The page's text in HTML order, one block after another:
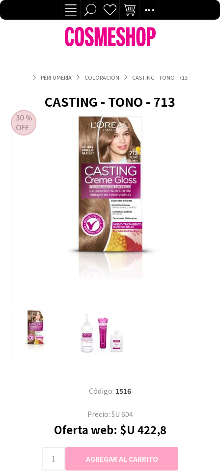
PERFUMERÍA COLORACIÓN CASTING - TONO - 713
CASTING - TONO - 713
Código: 1516
Precio: $U 604
Oferta web: $U 422,8